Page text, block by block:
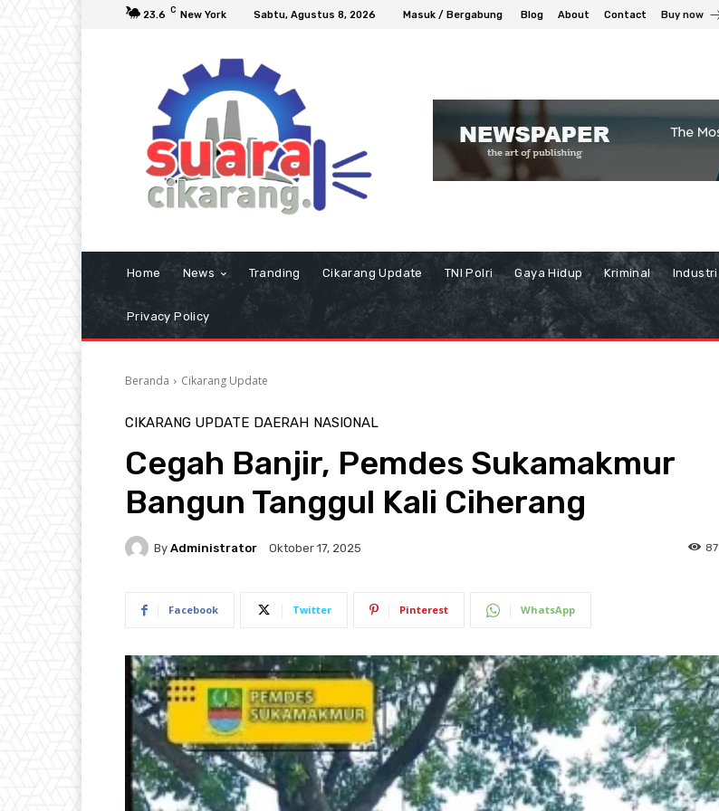
23.6 C New York Sabtu, Agustus 8, 2026 Masuk / Bergabung Blog About Contact Buy now
Home News Tranding Cikarang Update TNI Polri Gaya Hidup Kriminal Industri
Privacy Policy
Beranda Cikarang Update
CIKARANG UPDATE DAERAH NASIONAL
Cegah Banjir, Pemdes Sukamakmur
Bangun Tanggul Kali Ciherang
By Administrator Oktober 17, 2025 87
Facebook Twitter Pinterest WhatsApp